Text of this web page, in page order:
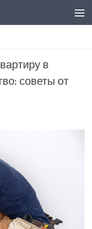
в
советы от